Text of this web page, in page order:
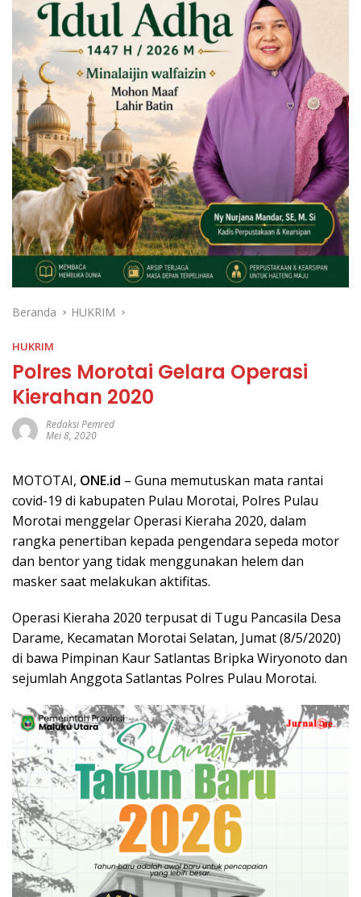
Beranda HUKRIM
HUKRIM
Polres Morotai Gelara Operasi
Kierahan 2020
Redaksi Pemred
Mei 8, 2020
MOTOTAI, ONE.id – Guna memutuskan mata rantai
covid-19 di kabupaten Pulau Morotai, Polres Pulau
Morotai menggelar Operasi Kieraha 2020, dalam
rangka penertiban kepada pengendara sepeda motor
dan bentor yang tidak menggunakan helem dan
masker saat melakukan aktifitas.
Operasi Kieraha 2020 terpusat di Tugu Pancasila Desa
Darame, Kecamatan Morotai Selatan, Jumat (8/5/2020)
di bawa Pimpinan Kaur Satlantas Bripka Wiryonoto dan
sejumlah Anggota Satlantas Polres Pulau Morotai.